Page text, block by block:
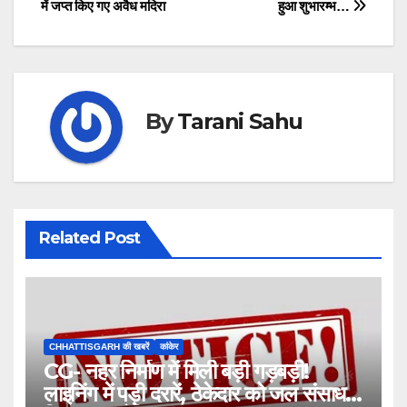
navigation
हुआ शुभारम्भ…
में जप्त किए गए अवैध मदिरा
ByTarani Sahu
Related Post
CHHATTISGARH की खबरें कांकेर
CG- नहर निर्माण में मिली बड़ी गड़बड़ी!
लाइनिंग में पड़ी दरारें, ठेकेदार को जल संसाधन